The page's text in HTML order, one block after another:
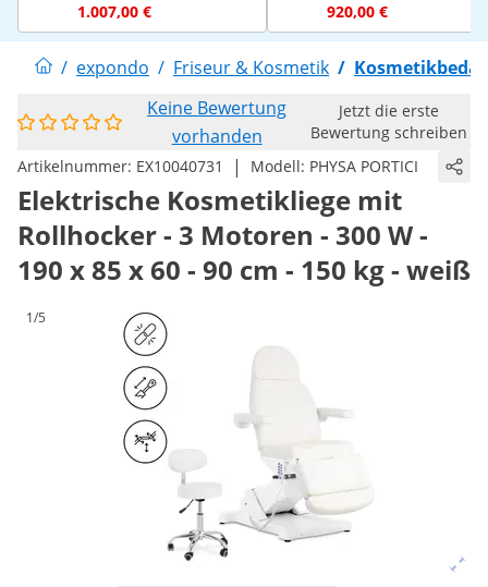
1.007,00 € 920,00 €
/ expondo / Friseur & Kosmetik /
Keine Bewertung
vorhanden
Jetzt die erste
Bewertung schreiben
Artikelnummer: EX10040731 | Modell: PHYSA PORTICI
Elektrische Kosmetikliege mit
Rollhocker - 3 Motoren - 300 W -
190 x 85 x 60 - 90 cm - 150 kg - weiß
1/5